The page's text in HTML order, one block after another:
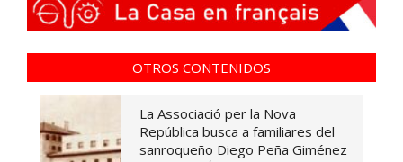
OTROS CONTENIDOS
La Associació per la Nova
República busca a familiares del
sanroqueño Diego Peña Giménez